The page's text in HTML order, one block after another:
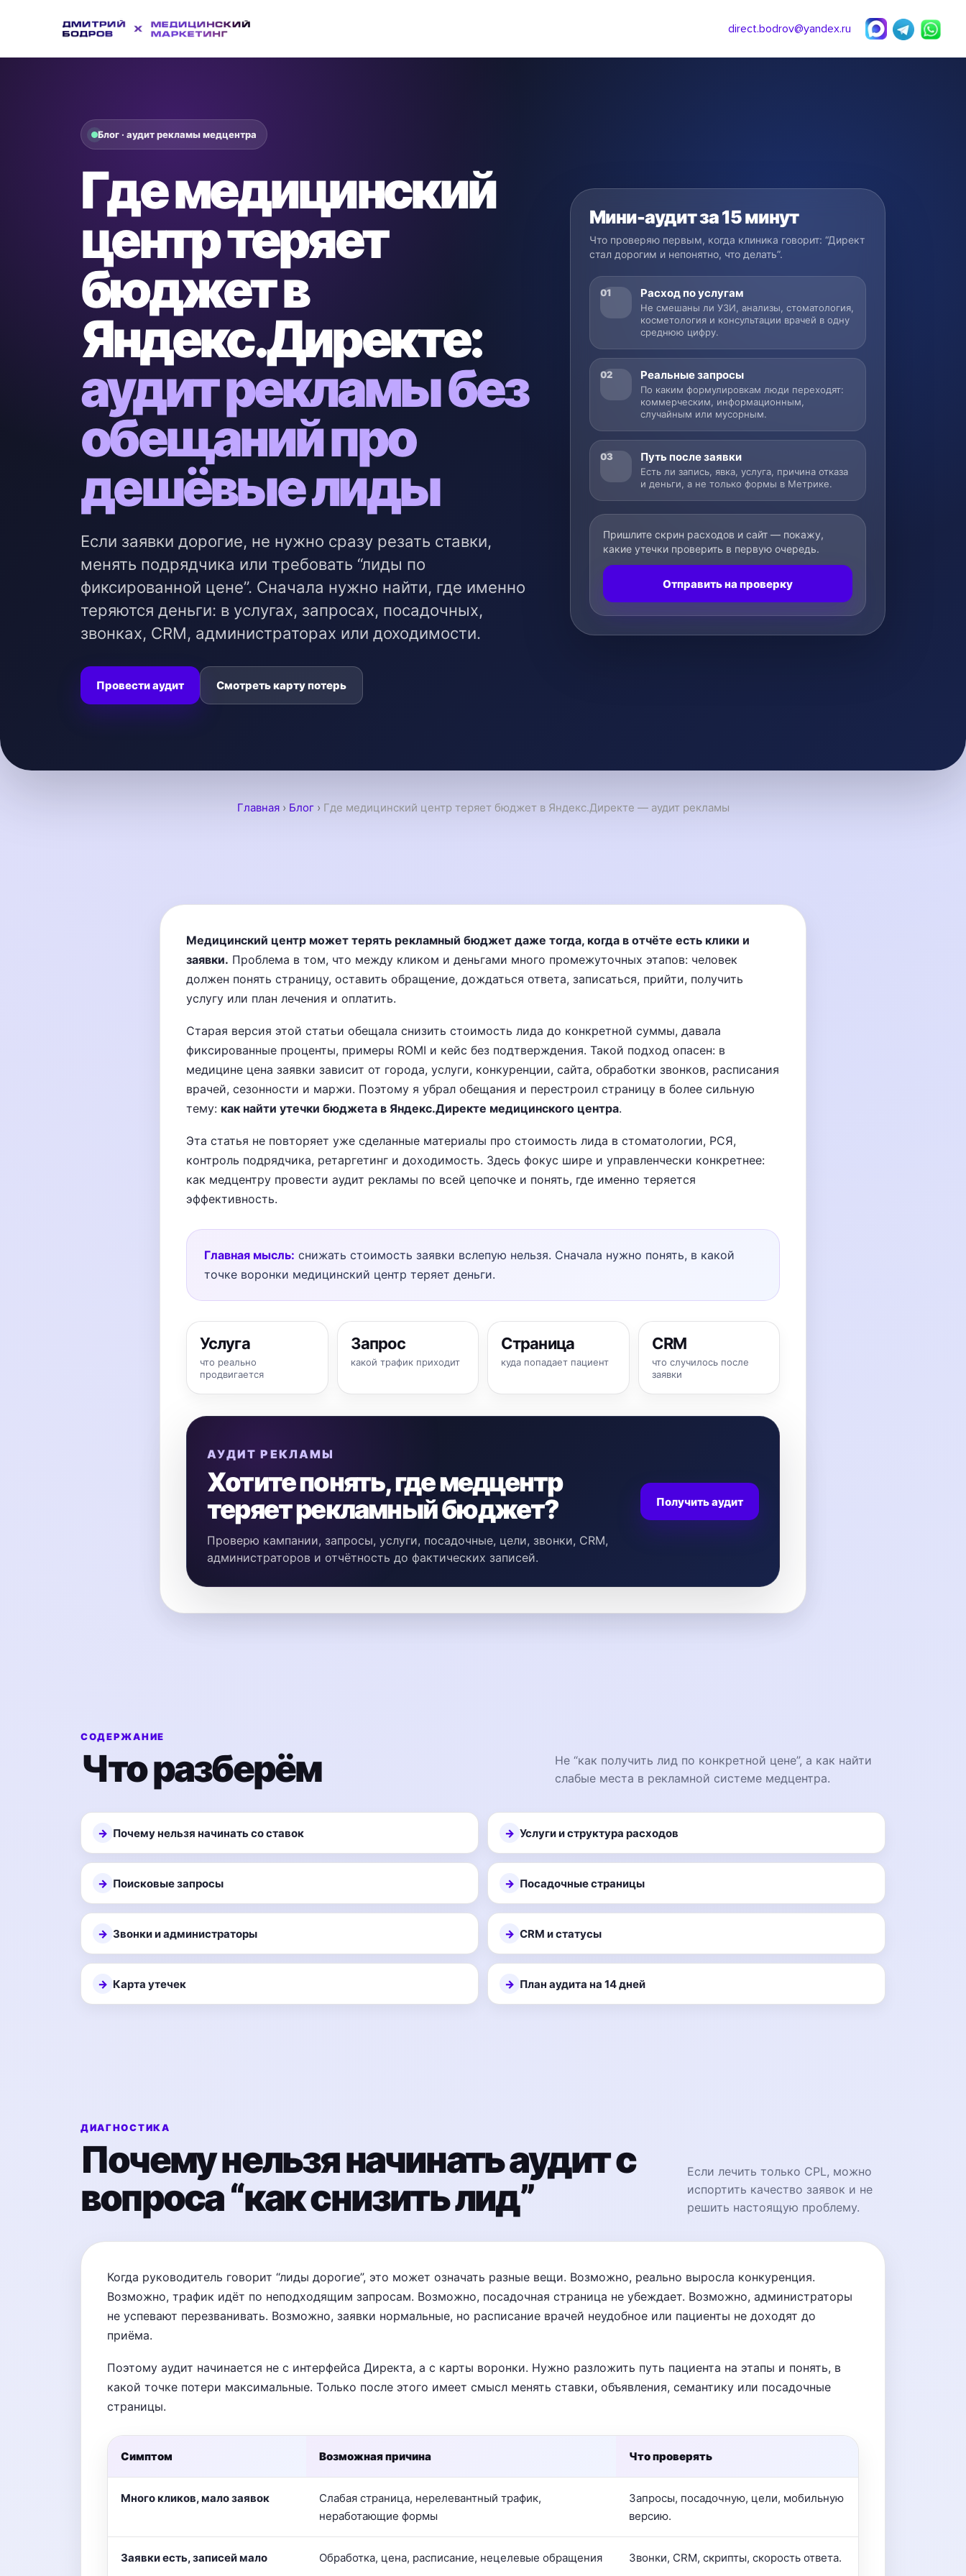
direct.bodrov@yandex.ru
Блог · аудит рекламы медцентра
Где медицинский
центр теряет
бюджет в
Яндекс.Директе:
аудит рекламы без
обещаний про
дешёвые лиды
Если заявки дорогие, не нужно сразу резать ставки,
менять подрядчика или требовать “лиды по
фиксированной цене”. Сначала нужно найти, где именно
теряются деньги: в услугах, запросах, посадочных,
звонках, CRM, администраторах или доходимости.
Провести аудит Смотреть карту потерь
Мини-аудит за 15 минут
Что проверяю первым, когда клиника говорит: “Директ
стал дорогим и непонятно, что делать”.
01 Расход по услугам
Не смешаны ли УЗИ, анализы, стоматология,
косметология и консультации врачей в одну
среднюю цифру.
02 Реальные запросы
По каким формулировкам люди переходят:
коммерческим, информационным,
случайным или мусорным.
03 Путь после заявки
Есть ли запись, явка, услуга, причина отказа
и деньги, а не только формы в Метрике.
Пришлите скрин расходов и сайт — покажу,
какие утечки проверить в первую очередь.
Отправить на проверку
Главная› Блог› Где медицинский центр теряет бюджет в Яндекс.Директе — аудит рекламы
Медицинский центр может терять рекламный бюджет даже тогда, когда в отчёте есть клики и
заявки. Проблема в том, что между кликом и деньгами много промежуточных этапов: человек
должен понять страницу, оставить обращение, дождаться ответа, записаться, прийти, получить
услугу или план лечения и оплатить.
Старая версия этой статьи обещала снизить стоимость лида до конкретной суммы, давала
фиксированные проценты, примеры ROMI и кейс без подтверждения. Такой подход опасен: в
медицине цена заявки зависит от города, услуги, конкуренции, сайта, обработки звонков, расписания
врачей, сезонности и маржи. Поэтому я убрал обещания и перестроил страницу в более сильную
тему: как найти утечки бюджета в Яндекс.Директе медицинского центра.
Эта статья не повторяет уже сделанные материалы про стоимость лида в стоматологии, РСЯ,
контроль подрядчика, ретаргетинг и доходимость. Здесь фокус шире и управленчески конкретнее:
как медцентру провести аудит рекламы по всей цепочке и понять, где именно теряется
эффективность.
Главная мысль: снижать стоимость заявки вслепую нельзя. Сначала нужно понять, в какой
точке воронки медицинский центр теряет деньги.
Услуга
что реально
продвигается
Запрос
какой трафик приходит
Страница
куда попадает пациент
CRM
что случилось после
заявки
АУДИТ РЕКЛАМЫ
Хотите понять, где медцентр
теряет рекламный бюджет?
Проверю кампании, запросы, услуги, посадочные, цели, звонки, CRM,
администраторов и отчётность до фактических записей.
Получить аудит
СОДЕРЖАНИЕ
Что разберём
Не “как получить лид по конкретной цене”, а как найти
слабые места в рекламной системе медцентра.
Почему нельзя начинать со ставок Услуги и структура расходов
Поисковые запросы Посадочные страницы
Звонки и администраторы CRM и статусы
Карта утечек План аудита на 14 дней
ДИАГНОСТИКА
Почему нельзя начинать аудит с
вопроса “как снизить лид”
Если лечить только CPL, можно
испортить качество заявок и не
решить настоящую проблему.
Когда руководитель говорит “лиды дорогие”, это может означать разные вещи. Возможно, реально выросла конкуренция.
Возможно, трафик идёт по неподходящим запросам. Возможно, посадочная страница не убеждает. Возможно, администраторы
не успевают перезванивать. Возможно, заявки нормальные, но расписание врачей неудобное или пациенты не доходят до
приёма.
Поэтому аудит начинается не с интерфейса Директа, а с карты воронки. Нужно разложить путь пациента на этапы и понять, в
какой точке потери максимальные. Только после этого имеет смысл менять ставки, объявления, семантику или посадочные
страницы.
Симптом Возможная причина Что проверять
Много кликов, мало заявок
Слабая страница, нерелевантный трафик,
неработающие формы
Запросы, посадочную, цели, мобильную
версию.
Заявки есть, записей мало Обработка, цена, расписание, нецелевые обращения Звонки, CRM, скрипты, скорость ответа.